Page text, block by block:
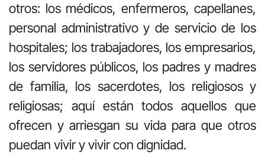
otros: los médicos, enfermeros, capellanes,
personal administrativo y de servicio de los
hospitales; los trabajadores, los empresarios,
los servidores públicos, los padres y madres
de familia, los sacerdotes, los religiosos y
religiosas; aquí están todos aquellos que
ofrecen y arriesgan su vida para que otros
puedan vivir y vivir con dignidad.